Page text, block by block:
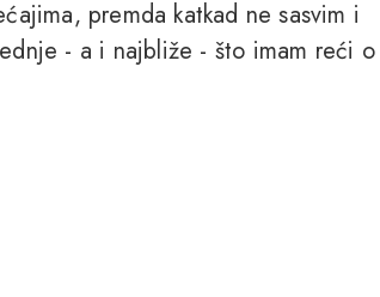
premda katkad ne sasvim i
- a i najbliže - što imam reći o